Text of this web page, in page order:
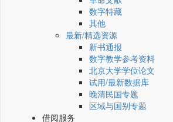
数字特藏
其他
最新/精选资源
新书通报
数字教学参考资料
北京大学学位论文
试用/最新数据库
晚清民国专题
区域与国别专题
借阅服务